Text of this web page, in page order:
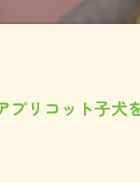
ペキ
プリコット子